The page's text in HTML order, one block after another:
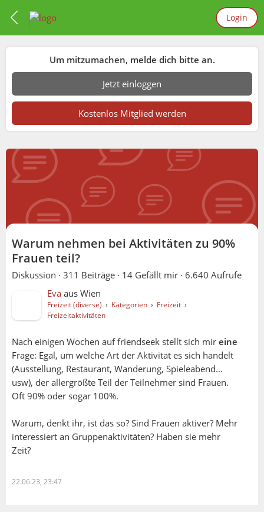
Login
Um mitzumachen, melde dich bitte an.
Jetzt einloggen
Kostenlos Mitglied werden
Warum nehmen bei Aktivitäten zu 90%
Frauen teil?
Diskussion · 311 Beiträge · 14 Gefällt mir · 6.640 Aufrufe
Eva aus Wien
Freizeit (diverse) › Kategorien › Freizeit ›
Freizeitaktivitäten
Nach einigen Wochen auf friendseek stellt sich mir eine
Frage: Egal, um welche Art der Aktivität es sich handelt
(Ausstellung, Restaurant, Wanderung, Spieleabend...
usw), der allergrößte Teil der Teilnehmer sind Frauen.
Oft 90% oder sogar 100%.
Warum, denkt ihr, ist das so? Sind Frauen aktiver? Mehr
interessiert an Gruppenaktivitäten? Haben sie mehr
Zeit?
22.06.23, 23:47